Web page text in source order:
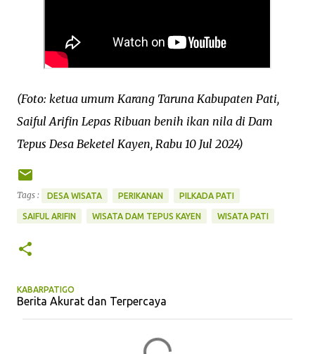
(Foto: ketua umum Karang Taruna Kabupaten Pati,
Saiful Arifin Lepas Ribuan benih ikan nila di Dam
Tepus Desa Beketel Kayen, Rabu 10 Jul 2024)
Tags : DESA WISATA PERIKANAN PILKADA PATI
SAIFUL ARIFIN WISATA DAM TEPUS KAYEN WISATA PATI
KABARPATIGO
Berita Akurat dan Terpercaya